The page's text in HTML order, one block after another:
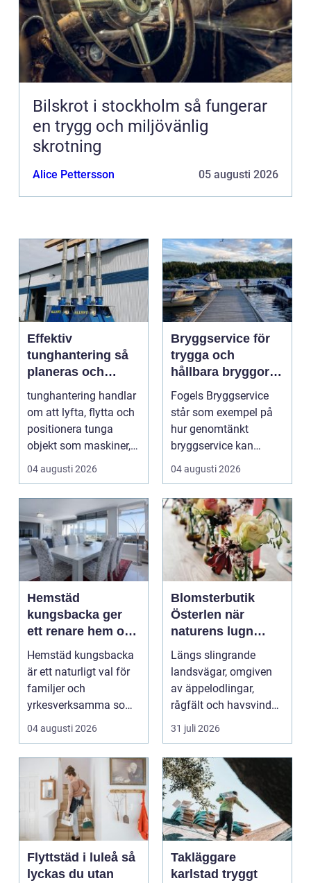
Bilskrot i stockholm så fungerar
en trygg och miljövänlig
skrotning
Alice Pettersson 05 augusti 2026
Effektiv
tunghantering så
planeras och
genomförs säkra
lyft
tunghantering handlar
om att lyfta, flytta och
positionera tunga
objekt som maskiner,
hus, broar och...
04 augusti 2026
Bryggservice för
trygga och
hållbara bryggor
året runt
Fogels Bryggservice
står som exempel på
hur genomtänkt
bryggservice kan
förvan...
04 augusti 2026
Hemstäd
kungsbacka ger
ett renare hem och
en lugnare vardag
Hemstäd kungsbacka
är ett naturligt val för
familjer och
yrkesverksamma som
vill ha ett rent hem
04 augusti 2026
Blomsterbutik
Österlen när
naturens lugn
möter kreativt
hantverk
Längs slingrande
landsvägar, omgiven
av äppelodlingar,
rågfält och havsvindar,
har
blomsterhantverke...
31 juli 2026
Flyttstäd i luleå så
lyckas du utan
Takläggare
karlstad tryggt